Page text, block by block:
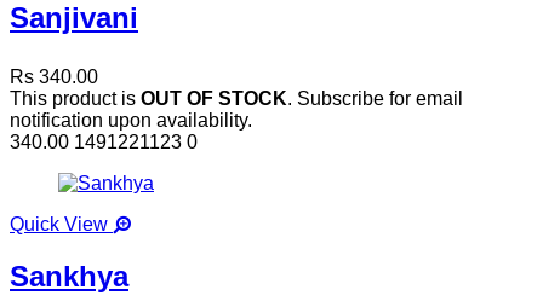
Sanjivani
Rs 340.00
This product is OUT OF STOCK. Subscribe for email
notification upon availability.
340.00 1491221123 0
Quick View
Sankhya